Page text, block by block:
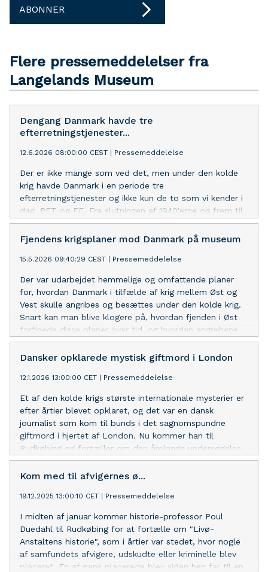
ABONNER
Flere pressemeddelelser fra
Langelands Museum
Dengang Danmark havde tre
efterretningstjenester...
12.6.2026 08:00:00 CEST Pressemeddelelse
Der er ikke mange som ved det, men under den kolde
krig havde Danmark i en periode tre
efterretningstjenester og ikke kun de to som vi kender i
dag, PET og FE. Fra slutningen af 1940'erne og frem til
begyndelsen af 1970'erne eksisterede den mest
hemmelige af tjenesterne, Forsvarets Central Radio, og
Fjendens krigsplaner mod Danmark på museum
15.5.2026 09:40:29 CEST Pressemeddelelse
Der var udarbejdet hemmelige og omfattende planer
for, hvordan Danmark i tilfælde af krig mellem Øst og
Vest skulle angribes og besættes under den kolde krig.
Snart kan man blive klogere på, hvordan fjenden i Øst
forfinede disse planer over tid, og hvordan angrebene
skulle have været udført. Det sker, når
Koldkrigsmuseum Langelandsfort åbner en ny udstilling
Dansker opklarede mystisk giftmord i London
12.1.2026 13:00:00 CET Pressemeddelelse
Et af den kolde krigs største internationale mysterier er
efter årtier blevet opklaret, og det var en dansk
journalist som kom til bunds i det sagnomspundne
giftmord i hjertet af London. Nu kommer han til
Rudkøbing og fortæller om den årelange undersøgelse
med det overraskende resultat.
Kom med til afvigernes ø...
19.12.2025 13:00:10 CET Pressemeddelelse
I midten af januar kommer historie-professor Poul
Duedahl til Rudkøbing for at fortælle om "Livø-
Anstaltens historie", som i årtier var stedet, hvor nogle
af samfundets afvigere, udskudte eller kriminelle blev
placeret. En af øens placerede blev siden hen far til en